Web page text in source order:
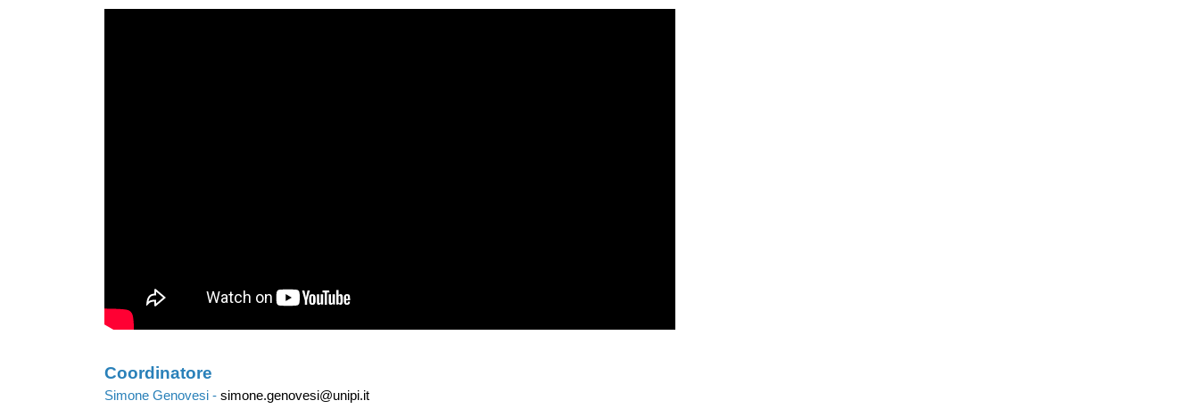
Coordinatore
Simone Genovesi - simone.genovesi@unipi.it